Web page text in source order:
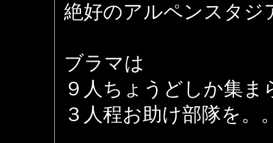
絶好のアルペンスタジ
ブラマは
９人ちょうどしか集ま
３人程お助け部隊を。